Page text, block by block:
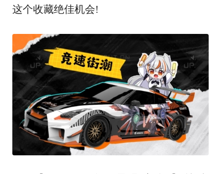
这个收藏绝佳机会!